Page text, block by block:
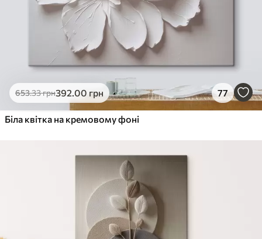
Стійкість до вицвітання
Безпечне чорнило без запаху
Поверхня з текстурою полотна
Екологічний матеріал
Еко-Преміум
.00грн
✓Яскраві, насичені кольори
Поверхня з текстурою полотна
653.33грн392.00 грн 77
Біла квітка на кремовому фоні